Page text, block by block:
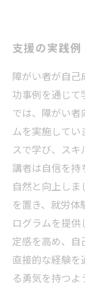
支援の実践
障がい者が自
功事例を通じて
では、障がい者
ムを実施してい
スで学び、ス
講者は自信を持
自然と向上し
を置き、就労
ログラムを提
定感を高め、自
直接的な経験を
る勇気を持つよ